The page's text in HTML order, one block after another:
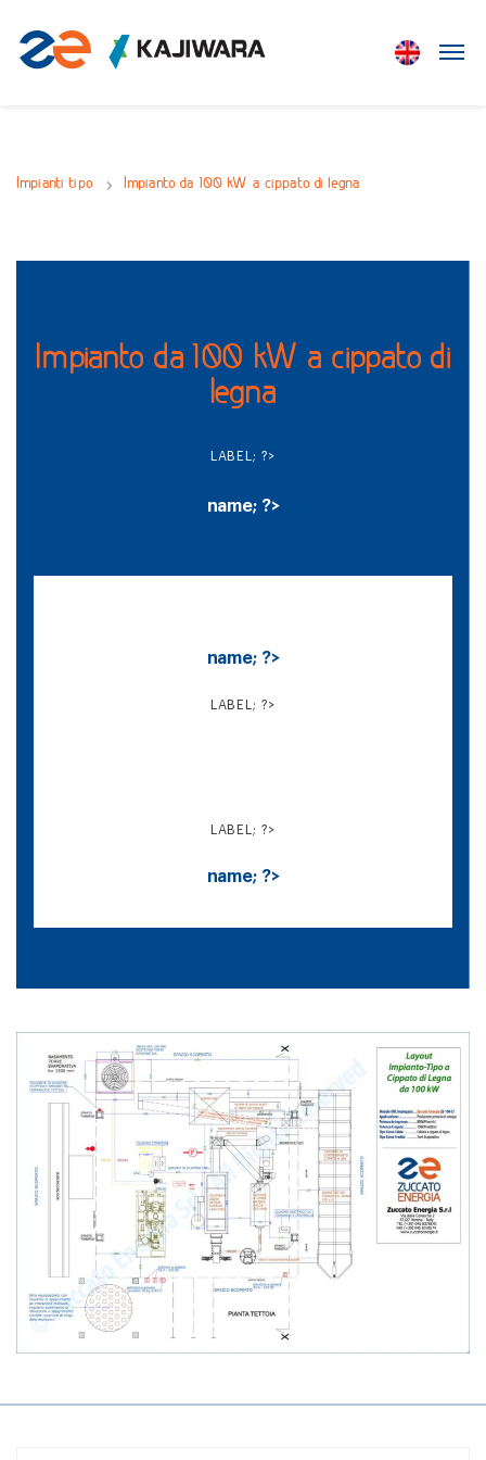
Impianti tipo Impianto da 100 kW a cippato di legna
Impianto da 100 kW a cippato di
legna
LABEL; ?>
name; ?>
name; ?>
LABEL; ?>
LABEL; ?>
name; ?>